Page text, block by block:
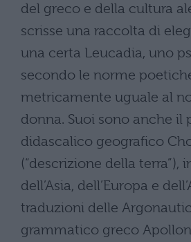
del greco e della cultura
scrisse una raccolta di
una certa Leucadia, uno
secondo le norme
metricamente uguale al
donna. Suoi sono anche il
didascalico geografico
(“descrizione della terra”),
dell’Asia, dell’Europa e
traduzioni delle
grammatico greco